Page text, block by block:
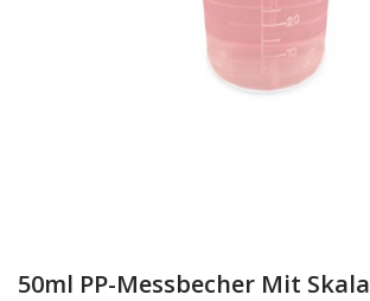
50ml PP-Messbecher Mit Skala